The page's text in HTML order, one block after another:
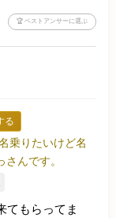
🏆 ベストアンサーに選ぶ
る
乗りたいけど名
んです。
てもらってま